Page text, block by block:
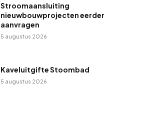
Stroomaansluiting
nieuwbouwprojecten eerder
aanvragen
5 augustus 2026
Kaveluitgifte Stoombad
5 augustus 2026